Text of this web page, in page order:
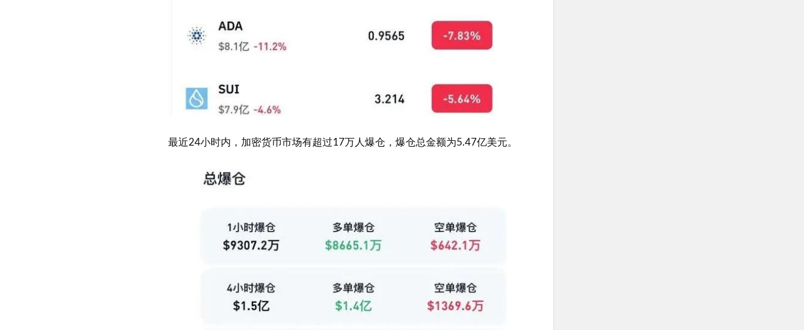
最近24小时内，加密货币市场有超过17万人爆仓，爆仓总金额为5.47亿美元。